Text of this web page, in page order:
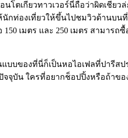
โตเกียวทาวเวอร์นี่ถือว่าผิดเชียว
กท่องเที่ยวให้ขึ้นไปชมวิวด้านบน
เมตร และ 250 เมตร สามารถ
แบบของที่นี่ก็เป็นหอไอเฟลที่ปารีส
จจุบัน ใครที่อยากช็อปปิ้งหรือถ้าข